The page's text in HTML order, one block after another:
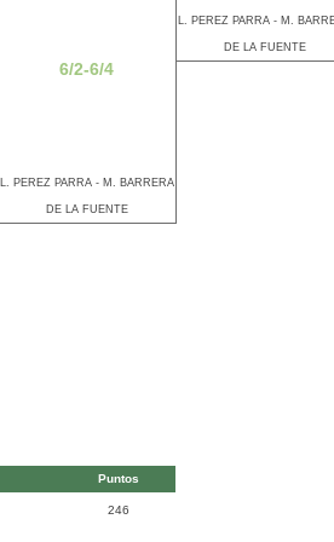
6/2-6/4
L. PEREZ PARRA - M.
DE LA FUENTE
L. PEREZ PARRA - M. BARRERA
DE LA FUENTE
Puntos
246